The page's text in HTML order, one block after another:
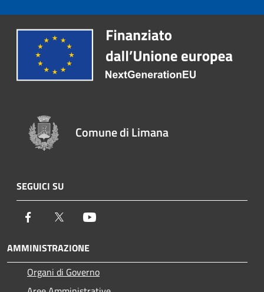
Comune di Limana
SEGUICI SU
Facebook Twitter
AMMINISTRAZIONE
Organi di Governo